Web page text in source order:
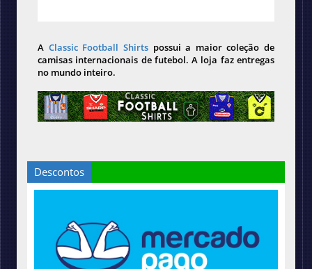
A Classic Football Shirts possui a maior coleção de
camisas internacionais de futebol. A loja faz entregas
no mundo inteiro.
Descontos